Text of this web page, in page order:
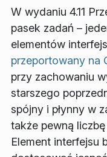
W wydaniu 4.11
pasek zadań –
elementów
przeportowany na
przy zachowaniu
starszego
spójny i płynny w
także pewną liczbę
Element interfejsu